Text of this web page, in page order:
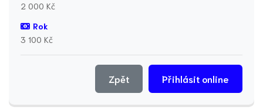
2 000 Kč
Rok
3 100 Kč
Přihlásit online
Zpět